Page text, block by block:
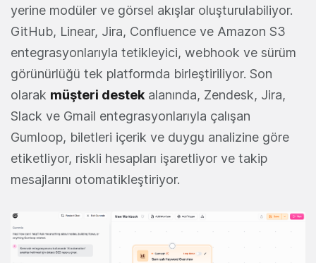
yerine modüler ve görsel akışlar oluşturulabiliyor.
GitHub, Linear, Jira, Confluence ve Amazon S3
entegrasyonlarıyla tetikleyici, webhook ve sürüm
görünürlüğü tek platformda birleştiriliyor. Son
olarak müşteri destek alanında, Zendesk, Jira,
Slack ve Gmail entegrasyonlarıyla çalışan
Gumloop, biletleri içerik ve duygu analizine göre
etiketliyor, riskli hesapları işaretliyor ve takip
mesajlarını otomatikleştiriyor.